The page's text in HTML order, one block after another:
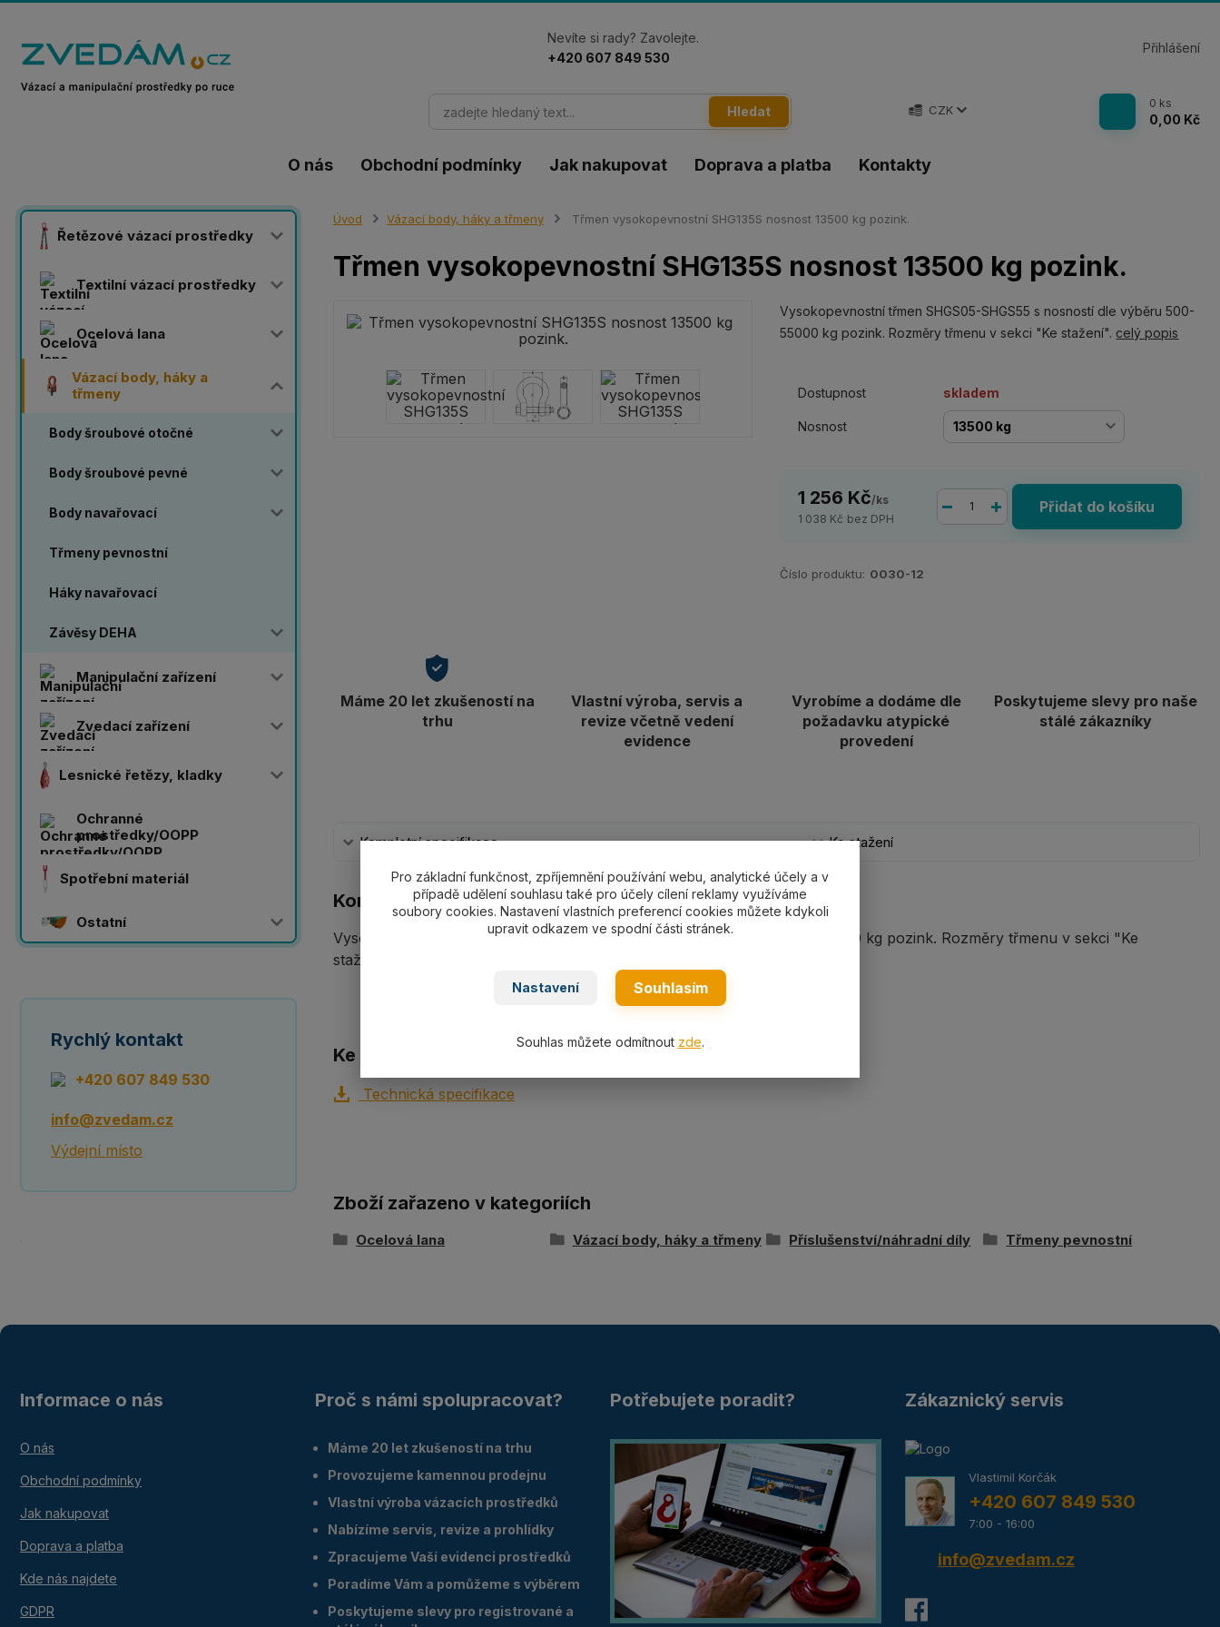
O nás Obchodní podmínky Jak nakupovat Doprava a platba Kontakty
CZK
Přihlášení
Hledat
Nevíte si rady? Zavolejte.
+420 607 849 530
0 ks
0,00 Kč
Řetězové vázací prostředky
Textilní vázací prostředky
Ocelová lana
Vázací body, háky a
třmeny
Body šroubové otočné
Body šroubové pevné
Body navařovací
Třmeny pevnostní
Háky navařovací
Závěsy DEHA
Manipulační zařízení
Zvedací zařízení
Lesnické řetězy, kladky
Ochranné
prostředky/OOPP
Spotřební materiál
Ostatní
Rychlý kontakt
+420 607 849 530
info@zvedam.cz
Výdejní místo
Úvod Vázací body, háky a třmeny Třmen vysokopevnostní SHG135S nosnost 13500 kg pozink.
Třmen vysokopevnostní SHG135S nosnost 13500 kg pozink.
Vysokopevnostní třmen SHGS05-SHGS55 s nosností dle výběru 500-
55000 kg pozink. Rozměry třmenu v sekci "Ke stažení". celý popis
Dostupnost skladem
Nosnost
1 256 Kč/ks
1 038 Kč bez DPH
Přidat do košíku
Číslo produktu: 0030-12
Máme 20 let zkušeností na
trhu
Vlastní výroba, servis a
revize včetně vedení
evidence
Vyrobíme a dodáme dle
požadavku atypické
provedení
Poskytujeme slevy pro naše
stálé zákazníky
Kompletní specifikace Ke stažení
Kompletní specifikace
Vysokopevnostní třmen SHGS05-SHGS55 s nosností dle výběru 500-55000 kg pozink. Rozměry třmenu v sekci "Ke
stažení".
Ke stažení
Technická specifikace
Zboží zařazeno v kategoriích
Ocelová lana Vázací body, háky a třmeny Příslušenství/náhradní díly Třmeny pevnostní
Informace o nás
O nás
Obchodní podmínky
Jak nakupovat
Doprava a platba
Kde nás najdete
GDPR
Proč s námi spolupracovat?
Máme 20 let zkušeností na trhu
Provozujeme kamennou prodejnu
Vlastní výroba vázacích prostředků
Nabízíme servis, revize a prohlídky
Zpracujeme Vaší evidenci prostředků
Poradíme Vám a pomůžeme s výběrem
Poskytujeme slevy pro registrované a
Potřebujete poradit? Zákaznický servis
Vlastimil Korčák
+420 607 849 530
7:00 - 16:00
info@zvedam.cz
Pro základní funkčnost, zpříjemnění používání webu, analytické účely a v
případě udělení souhlasu také pro účely cílení reklamy využíváme
soubory cookies. Nastavení vlastních preferencí cookies můžete kdykoli
upravit odkazem ve spodní části stránek.
Nastavení Souhlasím
Souhlas můžete odmítnout zde.